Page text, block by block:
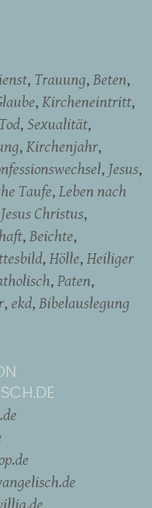
Trauung Beten
Kircheneintritt
Tod Sexualität
Kirchenjahr
Jesus
Taufe Leben nach
Jesus Christus
Beichte
Hölle Heiliger
Paten
ekd Bibelauslegung